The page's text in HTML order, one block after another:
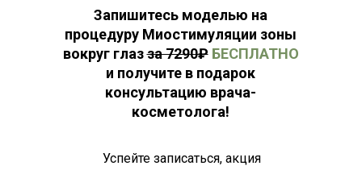
Запишитесь моделью на
процедуру Миостимуляции зоны
вокруг глазза 7290₽ БЕСПЛАТНО
и получите в подарок
консультацию врача-
косметолога!
Успейте записаться, акция